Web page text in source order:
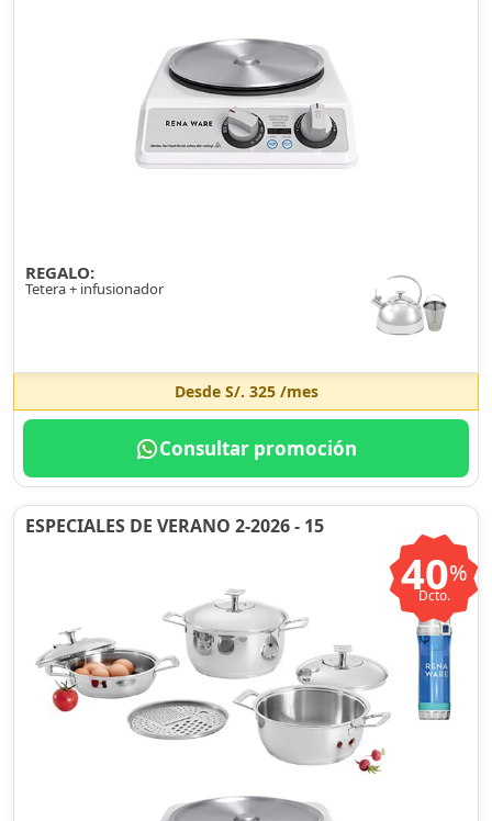
REGALO:
Tetera + infusionador
Desde S/. 325/mes
Consultar promoción
ESPECIALES DE VERANO 2-2026 - 15
40%
Dcto.